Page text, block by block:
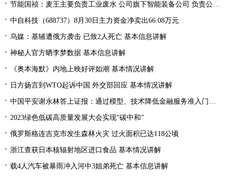
节能国祯：麦王主要负责工业废水 公司旗下智能装备公司 负责公司设备的生产和销售
中自科技（688737）8月30日主力资金净卖出66.08万元
乌媒：基辅遭俄方袭击 已致2人死亡 基本信息讲解
神秘人官方晒李梦数据 基本信息讲解
《奥本海默》内地上映好评如潮 基本情况讲解
日方扬言到WTO起诉中国 外交部回应 基本情况讲解
中国平安谢永林答上证报：通过模型、技术降低金融服务准入门槛 提升金融服务的普惠性和可得性
2023绿色低碳高质量发展大会实现“碳中和”
俄罗斯格连吉克市发生森林火灾 过火面积已达118公顷
浙江查获日本核辐射地区进口食品 基本情况讲解
载4人汽车被暴雨冲入河中3姐弟死亡 基本信息讲解